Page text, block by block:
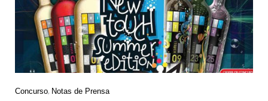
Concurso Notas de Prensa